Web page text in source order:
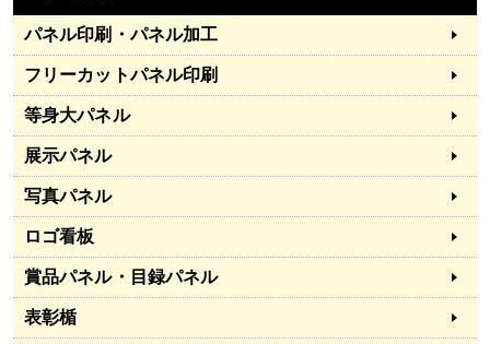
パネル印刷・パネル加工
フリーカットパネル印刷
等身大パネル
展示パネル
写真パネル
ロゴ看板
賞品パネル・目録パネル
表彰楯